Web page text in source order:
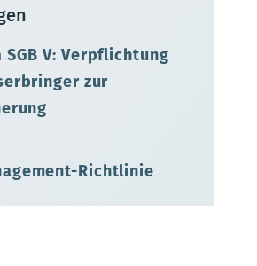
SGB V: Verpflichtung
zur
Richtlinie